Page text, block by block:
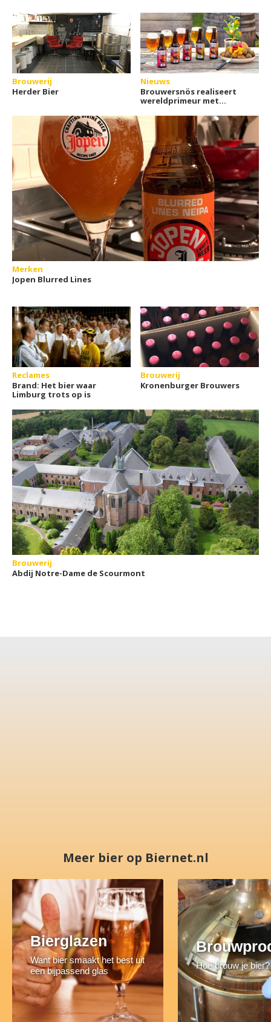
Brouwerij
Herder Bier
Nieuws
Brouwersnös realiseert
wereldprimeur met
per flesje
Merken
Jopen Blurred Lines
Reclames
Brand: Het bier waar
Limburg trots op is
Brouwerij
Kronenburger Brouwers
Brouwerij
Abdij Notre-Dame de Scourmont
Meer bier op Biernet.nl
Bierglazen
Want bier smaakt het best uit
een bijpassend glas
Hoe brouw je bier?